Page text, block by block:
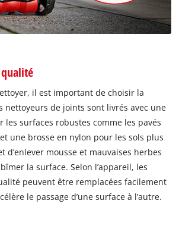
il est important de choisir la
nettoyeurs de joints sont livrés avec une
les surfaces robustes comme les pavés
une brosse en nylon pour les sols plus
d’enlever mousse et mauvaises herbes
la surface. Selon l’appareil, les
peuvent être remplacées facilement
le passage d’une surface à l’autre.